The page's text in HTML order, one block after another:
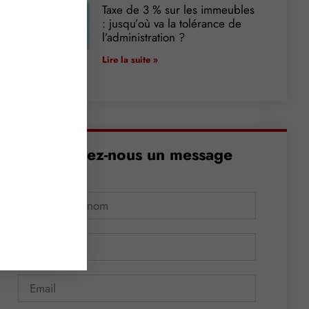
Taxe de 3 % sur les immeubles
: jusqu’où va la tolérance de
l’administration ?
Lire la suite »
Envoyez-nous un message